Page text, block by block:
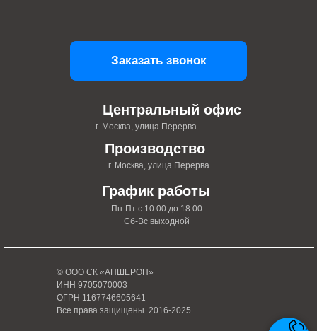
© ООО СК «АПШЕРОН»
ИНН 9705070003
ОГРН 1167746605641
Все права защищены. 2016-2025
Центральный офис
г. Москва, улица Перерва
График работы
Пн-Пт с 10:00 до 18:00
Сб-Вс выходной
Производство
г. Москва, улица Перерва
Заказать звонок